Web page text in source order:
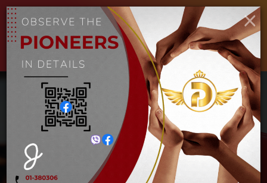
MYANMAR
Toggle
လွယ်အိတ် 16″
×